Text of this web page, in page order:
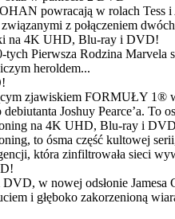
powracają w rolach Tess i
z połączeniem
na 4K UHD, Blu-ray i DVD!
Pierwsza Rodzina
heroldem...
zjawiskiem FORMUŁY 1®
Joshuy Pearce’a. To
na 4K UHD, Blu-ray i
to ósma część kultowej
która zinfiltrowała sieci
w nowej odsłonie
i głęboko zakorzenioną